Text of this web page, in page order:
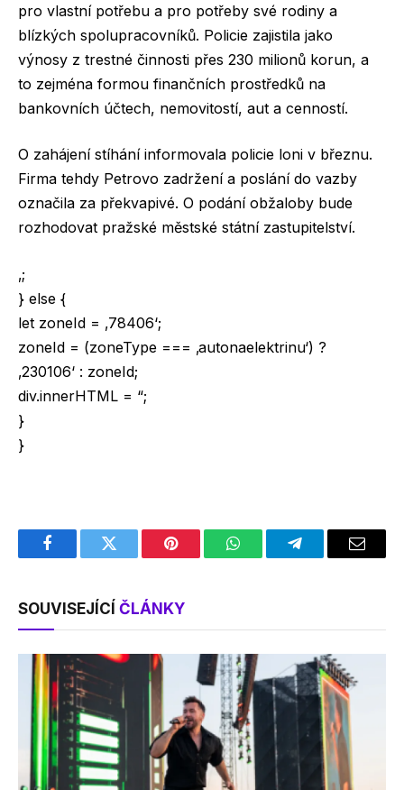
pro vlastní potřebu a pro potřeby své rodiny a
blízkých spolupracovníků. Policie zajistila jako
výnosy z trestné činnosti přes 230 milionů korun, a
to zejména formou finančních prostředků na
bankovních účtech, nemovitostí, aut a cenností.
O zahájení stíhání informovala policie loni v březnu.
Firma tehdy Petrovo zadržení a poslání do vazby
označila za překvapivé. O podání obžaloby bude
rozhodovat pražské městské státní zastupitelství.
‚;
} else {
let zoneId = ‚78406‘;
zoneId = (zoneType === ‚autonaelektrinu‘) ?
‚230106‘ : zoneId;
div.innerHTML = “;
}
}
FacebookTwitter Pinterest WhatsAppTelegramEmail
SOUVISEJÍCÍ ČLÁNKY